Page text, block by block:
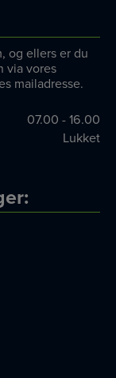
og ellers er du
via vores
mailadresse.
07.00 - 16.00
Lukket